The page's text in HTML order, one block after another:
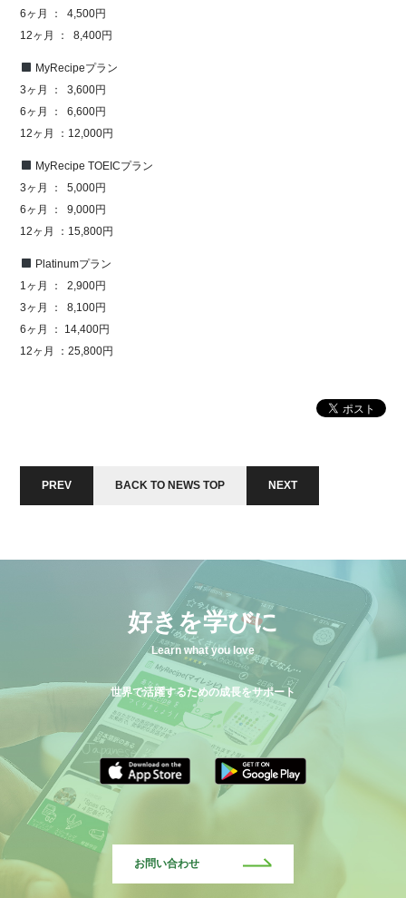
6ヶ月 ： 4,500円
12ヶ月 ： 8,400円
MyRecipeプラン
3ヶ月 ： 3,600円
6ヶ月 ： 6,600円
12ヶ月 ：12,000円
MyRecipe TOEICプラン
3ヶ月 ： 5,000円
6ヶ月 ： 9,000円
12ヶ月 ：15,800円
Platinumプラン
1ヶ月 ： 2,900円
3ヶ月 ： 8,100円
6ヶ月 ： 14,400円
12ヶ月 ：25,800円
PREV BACK TO NEWS TOP NEXT
好きを学びに
Learn what you love
世界で活躍するための成長をサポート
お問い合わせ